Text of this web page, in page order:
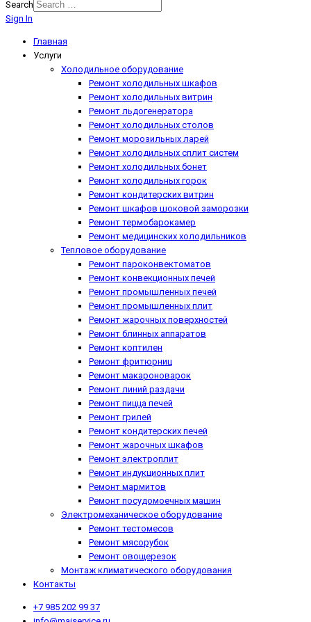
Search
Sign In
Главная
Услуги
Холодильное оборудование
Ремонт холодильных шкафов
Ремонт холодильных витрин
Ремонт льдогенератора
Ремонт холодильных столов
Ремонт морозильных ларей
Ремонт холодильных сплит систем
Ремонт холодильных бонет
Ремонт холодильных горок
Ремонт кондитерских витрин
Ремонт шкафов шоковой заморозки
Ремонт термобарокамер
Ремонт медицинских холодильников
Тепловое оборудование
Ремонт пароконвектоматов
Ремонт конвекционных печей
Ремонт промышленных печей
Ремонт промышленных плит
Ремонт жарочных поверхностей
Ремонт блинных аппаратов
Ремонт коптилен
Ремонт фритюрниц
Ремонт макароноварок
Ремонт линий раздачи
Ремонт пицца печей
Ремонт грилей
Ремонт кондитерских печей
Ремонт жарочных шкафов
Ремонт электроплит
Ремонт индукционных плит
Ремонт мармитов
Ремонт посудомоечных машин
Электромеханическое оборудование
Ремонт тестомесов
Ремонт мясорубок
Ремонт овощерезок
Монтаж климатического оборудования
Контакты
+7 985 202 99 37